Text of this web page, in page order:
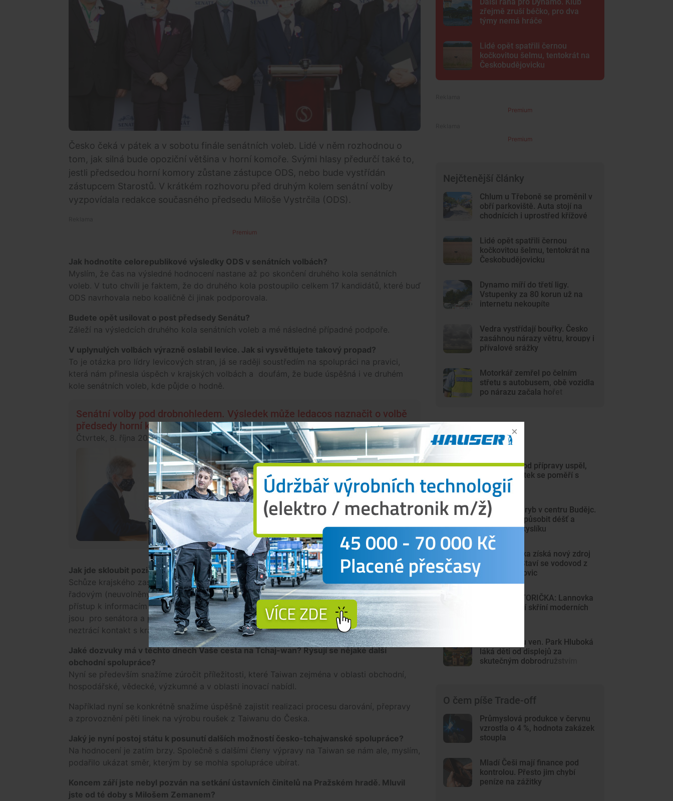
Česko čeká v pátek a v sobotu finále senátních voleb. Lidé v něm rozhodnou o
tom, jak silná bude opoziční většina v horní komoře. Svými hlasy předurčí také to,
jestli předsedou horní komory zůstane zástupce ODS, nebo bude vystřídán
zástupcem Starostů. V krátkém rozhovoru před druhým kolem senátní volby
vyzpovídala redakce současného předsedu Miloše Vystrčila (ODS).
Premium
Jak hodnotíte celorepublikové výsledky ODS v senátních volbách?
Myslím, že čas na výsledné hodnocení nastane až po skončení druhého kola senátních
voleb. V tuto chvíli je faktem, že do druhého kola postoupilo celkem 17 kandidátů, které buď
ODS navrhovala nebo koaličně či jinak podporovala.
Budete opět usilovat o post předsedy Senátu?
Záleží na výsledcích druhého kola senátních voleb a mé následné případné podpoře.
V uplynulých volbách výrazně oslabil levice. Jak si vysvětlujete takový propad?
To je otázka pro lídry levicových stran, já se raději soustředím na spolupráci na pravici,
která nám přinesla úspěch v krajských volbách a doufám, že bude úspěšná i ve druhém
kole senátních voleb, kde půjde o hodně.
Senátní volby pod drobnohledem. Výsledek může ledacos naznačit o volbě
předsedy horní komory
Čtvrtek, 8. října 2020, 11:55 Politika
Druhé kolo senátních voleb odhalí nejen
nové složení třetiny horní komory
Parlamentu České republiky, ale zároveň
může ledacos naznačit o další volbě jejího
předsedy. Tím je v tento moment Miloš
Vystrčil (ODS), který v únoru letošního
Jak jde skloubit pozici krajského zastupitele a senátora?
Schůze krajského zastupitelstva se koná v průměru jednou za dva měsíce. Pokud je senátor
řadovým (neuvolněným) krajským zastupitelem, považuji to za výhodu, neboť má přímý
přístup k informacím na úrovni krajských a často i obecních samospráv. Tyto informace
jsou pro senátora a posuzování mnoha zákonů velmi důležité. Senátor také tím pádem
neztrácí kontakt s krajskou a komunální realitou.
Jaké dozvuky má v těchto dnech Vaše cesta na Tchaj-wan? Rýsují se nějaké další
obchodní spolupráce?
Nyní se především snažíme zúročit příležitosti, které Taiwan zejména v oblasti obchodní,
hospodářské, vědecké, výzkumné a v oblasti inovací nabídl.
Například nyní se konkrétně snažíme úspěšně zajistit realizaci procesu darování, přepravy
a zprovoznění pěti linek na výrobu roušek z Taiwanu do Česka.
Jaký je nyní postoj státu k posunutí dalších možností česko-tchajwanské spolupráce?
Na hodnocení je zatím brzy. Společně s dalšími členy výpravy na Taiwan se nám ale, myslím,
podařilo ukázat směr, kterým by se mohla spolupráce ubírat.
Koncem září jste nebyl pozván na setkání ústavních činitelů na Pražském hradě. Mluvil
jste od té doby s Milošem Zemanem?
zřejmě zruší béčko, pro dva
týmy nemá hráče
Lidé opět spatřili černou
kočkovitou šelmu, tentokrát na
Českobudějovicku
Premium
Premium
Nejčtenější články
Chlum u Třeboně se proměnil v
obří parkoviště. Auta stojí na
chodnících i uprostřed křížové
Lidé opět spatřili černou
kočkovitou šelmu, tentokrát na
Českobudějovicku
Dynamo míří do třetí ligy.
Vstupenky za 80 korun už na
internetu nekoupíte
Vedra vystřídají bouřky. Česko
zasáhnou nárazy větru, kroupy i
přívalové srážky
Motorkář zemřel po čelním
střetu s autobusem, obě vozidla
po nárazu začala hořet
Nejnovější články
Motor na úvod přípravy uspěl,
hned ve čtvrtek se poměří s
Jihlavou
Sto mrtvých ryb v centru Budějc.
Úhyn mohl způsobit déšť a
nedostatek kyslíku
Sever Písecka získá nový zdroj
pitné vody. Staví se vodovod z
Krsic do Mirovic
DRBNA HISTORIČKA: Lannovka
byla výkladní skříní moderních
Z Minecraftu ven. Park Hluboká
láká děti od displejů za
skutečným dobrodružstvím
O čem píše Trade-off
Průmyslová produkce v červnu
vzrostla o 4 %, hodnota zakázek
stoupla
Mladí Češi mají finance pod
kontrolou. Přesto jim chybí
peníze na zážitky